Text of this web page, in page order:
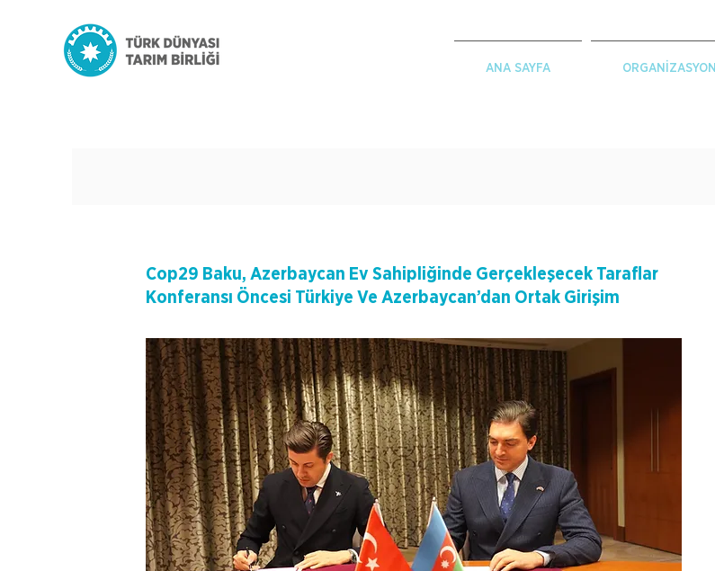
ANA SAYFA ORGANİZASYON
Cop29 Baku, Azerbaycan Ev Sahipliğinde Gerçekleşecek Taraflar
Konferansı Öncesi Türkiye Ve Azerbaycan’dan Ortak Girişim